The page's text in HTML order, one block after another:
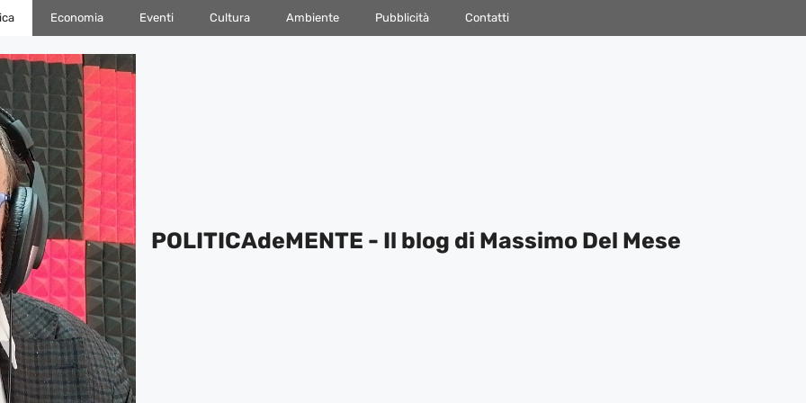
Economia Eventi Cultura Ambiente Pubblicità Contatti
POLITICAdeMENTE - Il blog di Massimo Del Mese